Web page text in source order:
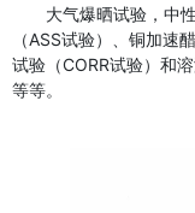
大气爆晒试验，中性
（ASS试验）、铜加速
试验（CORR试验）和
等等。